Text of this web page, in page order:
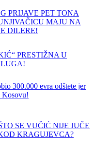
PRIJAVE PET TONA
MAJU NA
DILERE!
PRESTIŽNA U
300.000 evra odštete jer
Kosovu!
SE VUČIĆ NIJE JUČE
KRAGUJEVCA?